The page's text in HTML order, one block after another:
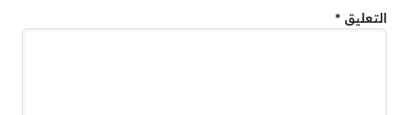
التعليق *